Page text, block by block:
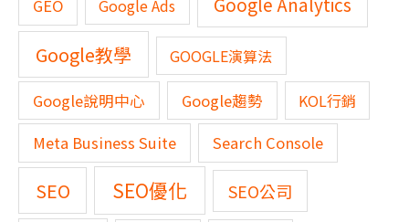
GEO Google Ads
Google教學 GOOGLE演算法
Google說明中心 Google趨勢
KOL行銷
Meta Business Suite
Search Console
SEO SEO優化 SEO公司